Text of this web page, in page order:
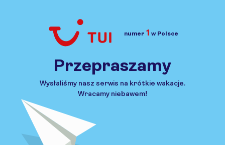
Przejdź do TUI.pl
numer 1 w Polsce
Przepraszamy
Wysłaliśmy nasz serwis na krótkie wakacje.
Wracamy niebawem!